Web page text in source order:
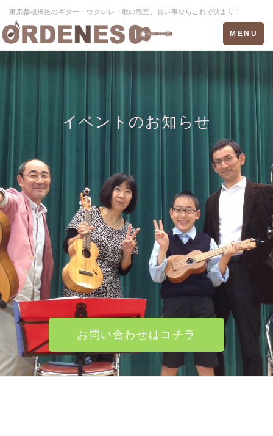
東京都板橋区のギター・ウクレレ・歌の教室、習い事ならこれで決まり！
Toggle
navigation
MENU
イベントのお知らせ
お問い合わせはコチラ